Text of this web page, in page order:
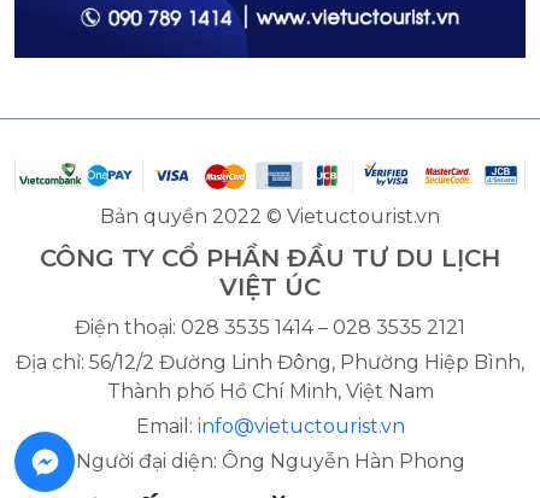
Bản quyền 2022 © Vietuctourist.vn
CÔNG TY CỔ PHẦN ĐẦU TƯ DU LỊCH
VIỆT ÚC
Điện thoại: 028 3535 1414 – 028 3535 2121
Địa chỉ: 56/12/2 Đường Linh Đông, Phường Hiệp Bình,
Thành phố Hồ Chí Minh, Việt Nam
Email: info@vietuctourist.vn
Người đại diện: Ông Nguyễn Hàn Phong